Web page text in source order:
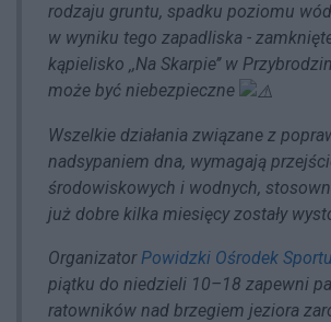
rodzaju gruntu, spadku poziomu
w wyniku tego zapadliska -
kąpielisko ‚,Na Skarpie’’ w
może być niebezpieczne
Wszelkie działania związane z
nadsypaniem dna, wymagają
środowiskowych i wodnych,
już dobre kilka miesięcy zostały
OrganizatorPowidzki Ośrodek
piątku do niedzieli 10–18 zapewni
ratowników nad brzegiem jeziora